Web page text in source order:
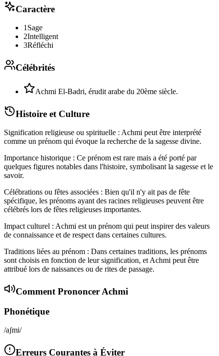
Caractère
1Sage
2Intelligent
3Réfléchi
Célébrités
Achmi El-Badri, érudit arabe du 20ème siècle.
Histoire et Culture
Signification religieuse ou spirituelle : Achmi peut être interprété
comme un prénom qui évoque la recherche de la sagesse divine.
Importance historique : Ce prénom est rare mais a été porté par
quelques figures notables dans l'histoire, symbolisant la sagesse et le
savoir.
Célébrations ou fêtes associées : Bien qu'il n'y ait pas de fête
spécifique, les prénoms ayant des racines religieuses peuvent être
célébrés lors de fêtes religieuses importantes.
Impact culturel : Achmi est un prénom qui peut inspirer des valeurs
de connaissance et de respect dans certaines cultures.
Traditions liées au prénom : Dans certaines traditions, les prénoms
sont choisis en fonction de leur signification, et Achmi peut être
attribué lors de naissances ou de rites de passage.
Comment Prononcer Achmi
Phonétique
/aʃmi/
Erreurs Courantes à Éviter